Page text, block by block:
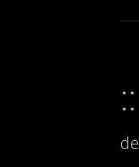
de